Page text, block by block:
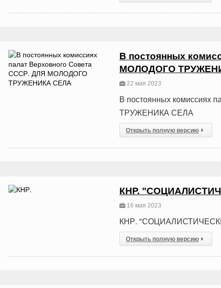
В постоянных
МОЛОДОГО
22 мая 2023
В постоянных
ТРУЖЕНИКА СЕЛА
Открыть полную версию
КНР.
16 мая 2023
КНР.
Открыть полную версию